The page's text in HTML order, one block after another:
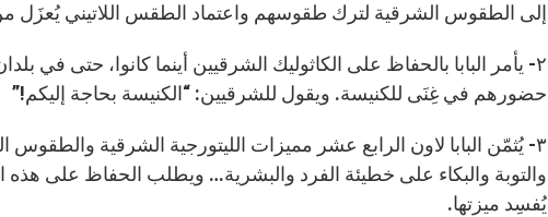
إلى الطقوس الشرقية لترك طقوسهم واعتماد الطقس اللاتيني يُعزَل
٢- يأمر البابا بالحفاظ على الكاثوليك الشرقيين أينما كانوا، حتى في
حضورهم في غِنَى للكنيسة. ويقول للشرقيين: “الكنيسة بحاجة إليكم!”
٣- يُثمّن البابا لاون الرابع عشر مميزات الليتورجية الشرقية
والتوبة والبكاء على خطيئة الفرد والبشرية… ويطلب الحفاظ على
يُفسِد ميزتها.